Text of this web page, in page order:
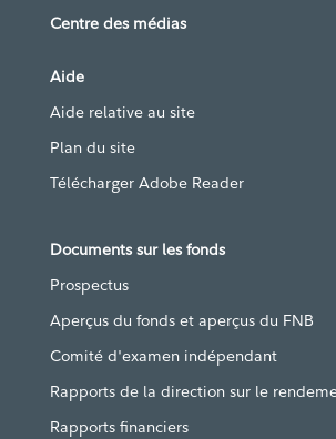
Centre des médias
Aide
Aide relative au site
Plan du site
Télécharger Adobe Reader
Documents sur les fonds
Prospectus
Aperçus du fonds et aperçus du FNB
Comité d'examen indépendant
Rapports de la direction sur le
Rapports financiers